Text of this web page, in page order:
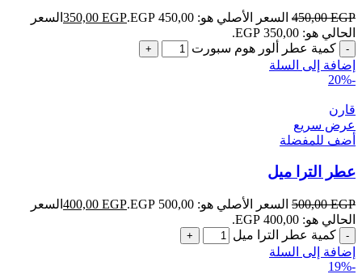
450,00EGP السعر الأصلي هو: 450,00 EGP. 350,00 EGP
السعر
الحالي هو: 350,00 EGP.
كمية عطر ألور هوم سبورت
إضافة إلى السلة
-20%
قارن
عرض سريع
أضف للمفضلة
عطر الترا ميل
500,00EGP السعر الأصلي هو: 500,00 EGP. 400,00 EGP
السعر
الحالي هو: 400,00 EGP.
كمية عطر الترا ميل
إضافة إلى السلة
-19%